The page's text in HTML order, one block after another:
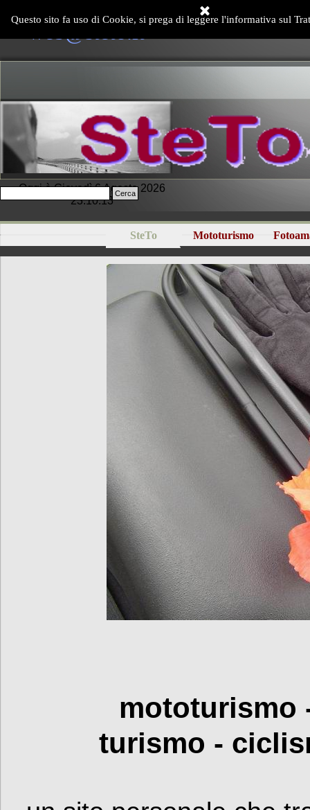
Questo sito fa uso di Cookie, si prega di leggere l'informativa sul
web@steto.it
Oggi è Giovedì 6 Agosto 2026
23:10:13
SteTo ▼
Mototurismo ▼
Cerca
mototurismo
turismo -